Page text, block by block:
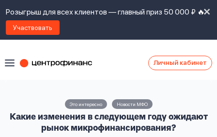
Розыгрыш для всех клиентов — главный приз 50 000 ₽ 🔥
Участвовать
Личный кабинет
Это интересно Новости МФО
Какие изменения в следующем году ожидают
рынок микрофинансирования?
Наши
ознакомлен
с
правилами